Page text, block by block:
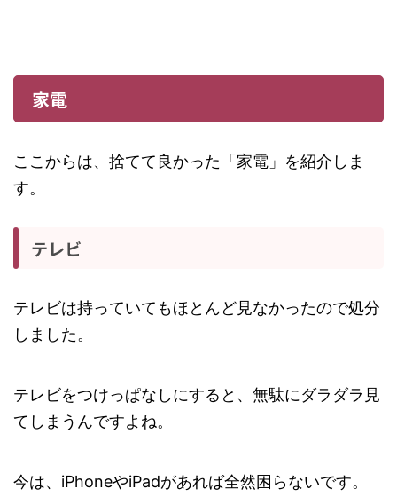
家電
ここからは、捨てて良かった「家電」を紹介しま
す。
テレビ
テレビは持っていてもほとんど見なかったので処分
しました。
テレビをつけっぱなしにすると、無駄にダラダラ見
てしまうんですよね。
‪今は、iPhone‬やiPadがあれば全然困らないです。